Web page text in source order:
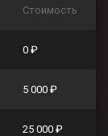
Стоимость
0 ₽
5 000 ₽
25 000 ₽